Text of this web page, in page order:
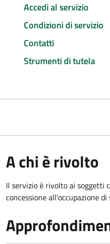
Accedi al servizio
Condizioni di servizio
Contatti
Strumenti di tutela
A chi è rivolto
Il servizio è rivolto ai soggetti
concessione all'occupazione